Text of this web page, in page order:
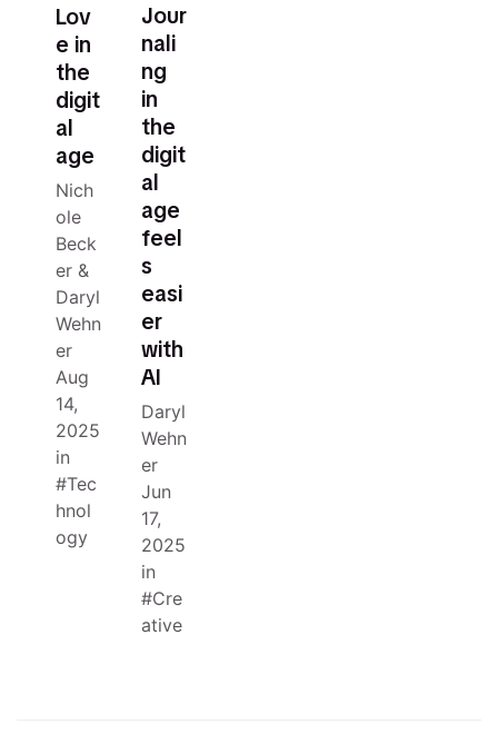
Lov
e in
the
digit
al
age
Nich
ole
Beck
er &
Daryl
Wehn
er
Aug
14,
2025
in
Tec
hnol
ogy
Jour
nali
ng
in
the
digit
al
age
feel
s
easi
er
with
AI
Daryl
Wehn
er
Jun
17,
2025
in
Cre
ative